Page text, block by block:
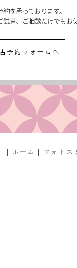
約を承っております。
試着、ご相談だけでもお
予約フォームへ
| ホーム | フォトス